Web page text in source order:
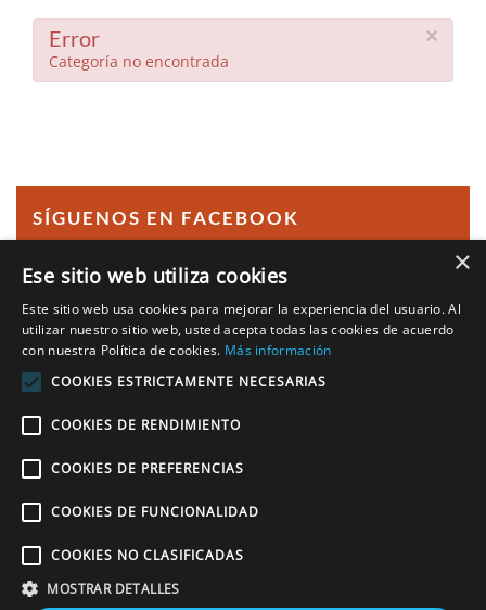
×
Error
Categoría no encontrada
SÍGUENOS EN FACEBOOK
¿Podemos ayudarte?
Llámanos al
968 113 555
968 113 555. Fax: +34 910 052 442. Todos los derechos reservados. |
Política de cookies
×
Ese sitio web utiliza cookies
Este sitio web usa cookies para mejorar la experiencia del usuario. Al
utilizar nuestro sitio web, usted acepta todas las cookies de acuerdo
con nuestra Política de cookies. Más información
COOKIES ESTRICTAMENTE NECESARIAS
COOKIES DE RENDIMIENTO
COOKIES DE PREFERENCIAS
COOKIES DE FUNCIONALIDAD
COOKIES NO CLASIFICADAS
MOSTRAR DETALLES